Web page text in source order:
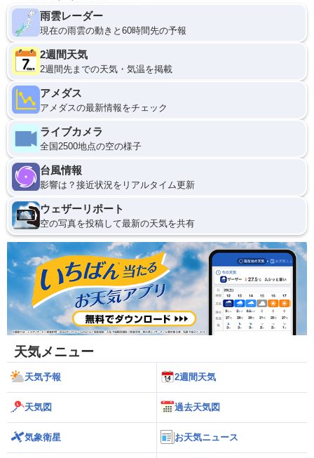
雨雲レーダー
現在の雨雲の動きと60時間先の予報
2週間天気
2週間先までの天気・気温を掲載
アメダス
アメダスの最新情報をチェック
ライブカメラ
全国2500地点の空の様子
台風情報
影響は？接近状況をリアルタイム更新
ウェザーリポート
空の写真を投稿して最新の天気を共有
天気メニュー
天気予報 2週間天気
天気図 過去天気図
気象衛星 お天気ニュース